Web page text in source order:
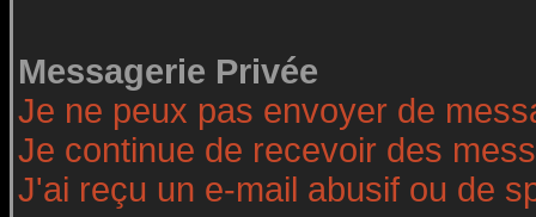
Messagerie Privée
Je ne peux pas envoyer de
Je continue de recevoir des
J'ai reçu un e-mail abusif ou de